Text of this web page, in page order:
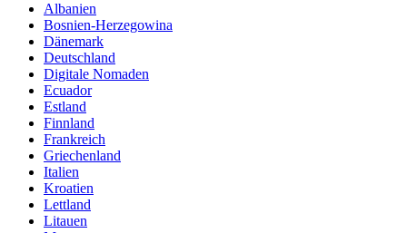
Albanien
Bosnien-Herzegowina
Dänemark
Deutschland
Digitale Nomaden
Ecuador
Estland
Finnland
Frankreich
Griechenland
Italien
Kroatien
Lettland
Litauen